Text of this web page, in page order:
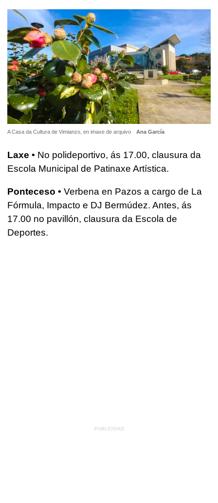
A Casa da Cultura de Vimianzo, en imaxe de arquivo Ana García
Laxe • No polideportivo, ás 17.00, clausura da
Escola Municipal de Patinaxe Artística.
Ponteceso • Verbena en Pazos a cargo de La
Fórmula, Impacto e DJ Bermúdez. Antes, ás
17.00 no pavillón, clausura da Escola de
Deportes.